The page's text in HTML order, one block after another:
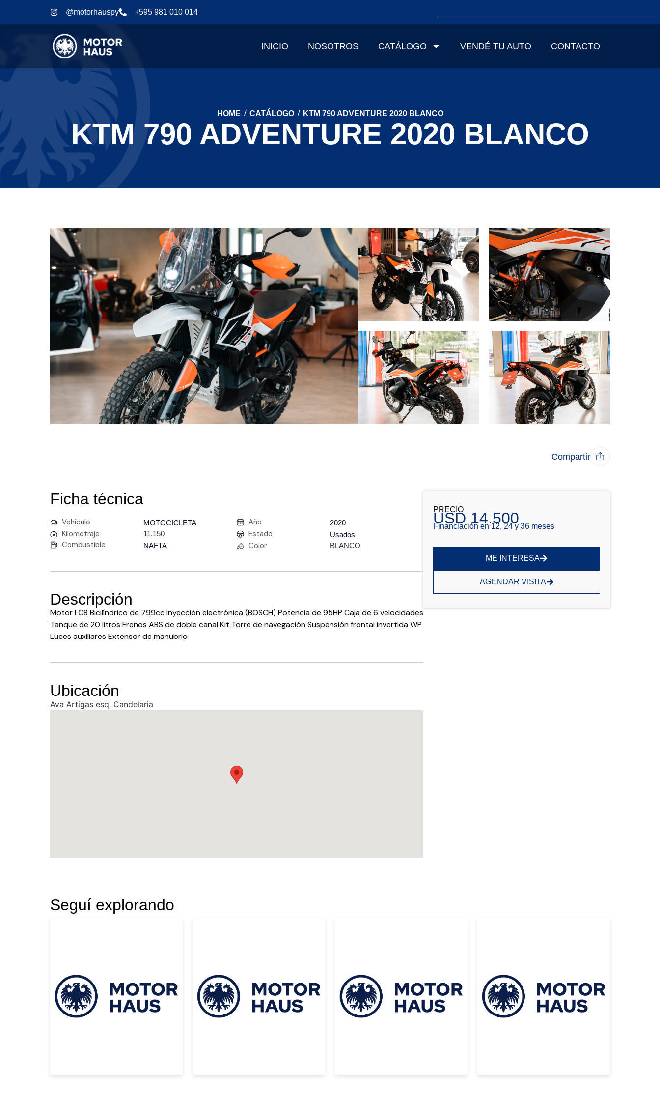
@motorhauspy +595 981 010 014
INICIO NOSOTROS CATÁLOGO VENDÉ TU AUTO CONTACTO
HOME / CATÁLOGO / KTM 790 ADVENTURE 2020 BLANCO
KTM 790 ADVENTURE 2020 BLANCO
PRECIO
USD 14.500
Financiación en 12, 24 y 36 meses
ME INTERESA
AGENDAR VISITA
Compartir
Ficha técnica
Vehículo MOTOCICLETA
Kilometraje 11.150
Combustible NAFTA
Año 2020
Estado Usados
Color BLANCO
Descripción
Motor LC8 Bicilíndrico de 799cc Inyección electrónica (BOSCH) Potencia de 95HP Caja de 6 velocidades
Tanque de 20 litros Frenos ABS de doble canal Kit Torre de navegación Suspensión frontal invertida WP
Luces auxiliares Extensor de manubrio
Ubicación
Ava Artigas esq. Candelaria
Seguí explorando
CRUISER PRADO
2025 NEGRO
USD 125000
CRUISER 300 VX
2024 PLATA
USD 158000
BLACK DIAMOND
2023 NARANJA
USD 70000
E350 2021 BLANCO
USD 68000